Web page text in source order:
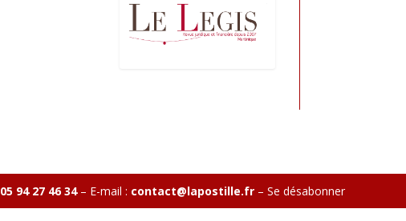
05 94 27 46 34– E-mail : contact@lapostille.fr– Se désabonner